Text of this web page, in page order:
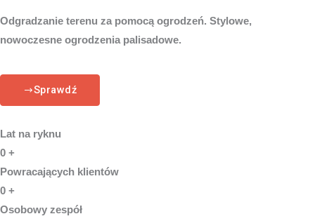
Odgradzanie terenu za pomocą ogrodzeń. Stylowe,
nowoczesne ogrodzenia palisadowe.
Sprawdź
Lat na ryknu
0 +
Powracających klientów
0 +
Osobowy zespół